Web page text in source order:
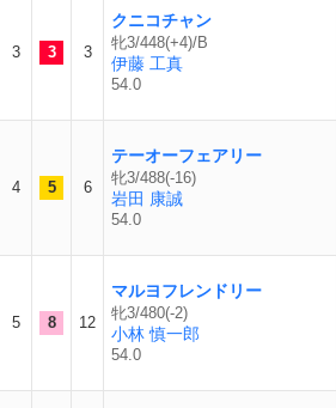
3 3 3
クニコチャン
牝3/448(+4)/B
伊藤 工真
54.0
4 5 6
テーオーフェアリー
牝3/488(-16)
岩田 康誠
54.0
5 8 12
マルヨフレンドリー
牝3/480(-2)
小林 慎一郎
54.0